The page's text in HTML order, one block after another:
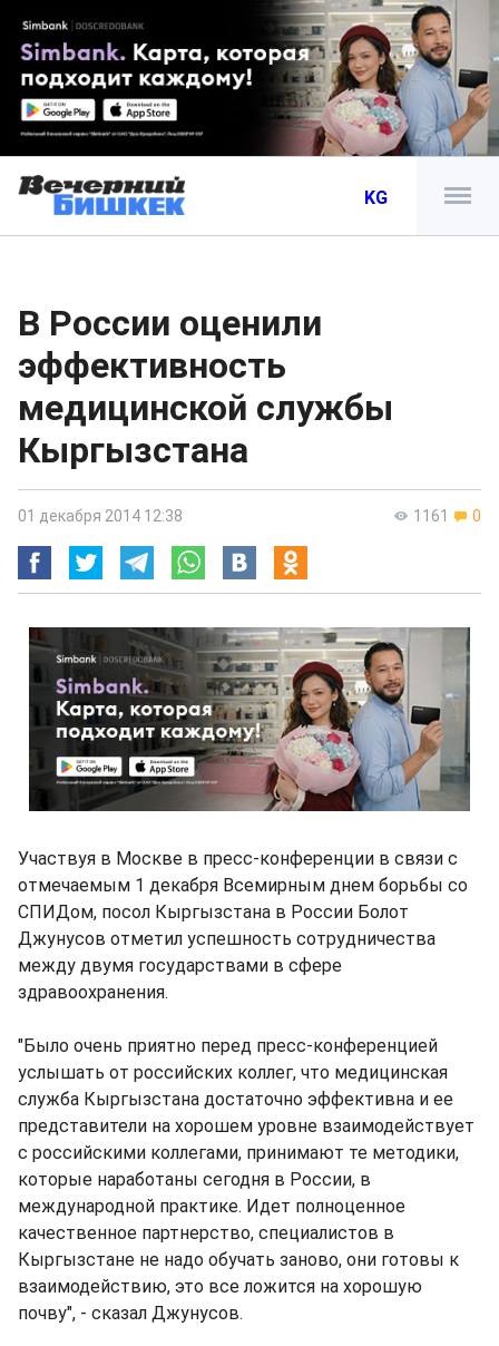
KG
В России оценили
эффективность
медицинской службы
Кыргызстана
1161 0
01 декабря 2014 12:38
Участвуя в Москве в пресс-конференции в связи с
отмечаемым 1 декабря Всемирным днем борьбы со
СПИДом, посол Кыргызстана в России Болот
Джунусов отметил успешность сотрудничества
между двумя государствами в сфере
здравоохранения.
"Было очень приятно перед пресс-конференцией
услышать от российских коллег, что медицинская
служба Кыргызстана достаточно эффективна и ее
представители на хорошем уровне взаимодействует
с российскими коллегами, принимают те методики,
которые наработаны сегодня в России, в
международной практике. Идет полноценное
качественное партнерство, специалистов в
Кыргызстане не надо обучать заново, они готовы к
взаимодействию, это все ложится на хорошую
почву", - сказал Джунусов.